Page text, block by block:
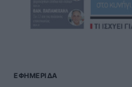
ΕΦΗΜΕΡΊΔΑ